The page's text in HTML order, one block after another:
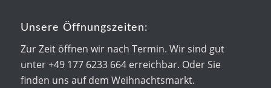
Unsere Öffnungszeiten:
Zur Zeit öffnen wir nach Termin. Wir sind gut
unter +49 177 6233 664 erreichbar. Oder Sie
finden uns auf dem Weihnachtsmarkt.